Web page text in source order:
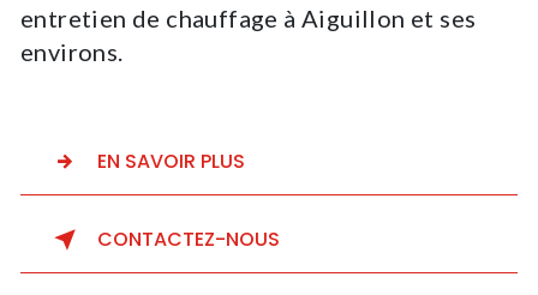
entretien de chauffage à Aiguillon et ses
environs.
EN SAVOIR PLUS
CONTACTEZ-NOUS